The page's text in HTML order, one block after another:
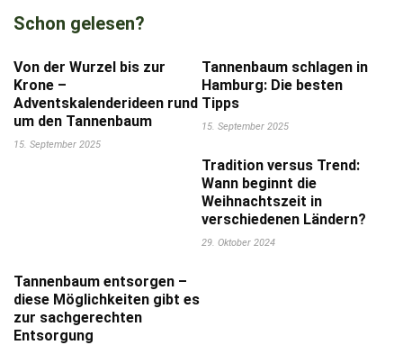
Schon gelesen?
Von der Wurzel bis zur
Krone –
Adventskalenderideen rund
um den Tannenbaum
15. September 2025
Tannenbaum schlagen in
Hamburg: Die besten
Tipps
15. September 2025
Tradition versus Trend:
Wann beginnt die
Weihnachtszeit in
verschiedenen Ländern?
29. Oktober 2024
Tannenbaum entsorgen –
diese Möglichkeiten gibt es
zur sachgerechten
Entsorgung